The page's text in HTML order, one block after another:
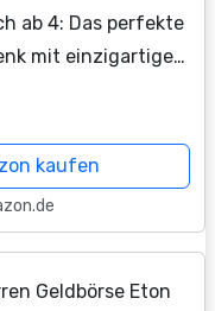
ab 4: Das perfekte
mit einzigartigen
kaufen
Geldbörse Eton